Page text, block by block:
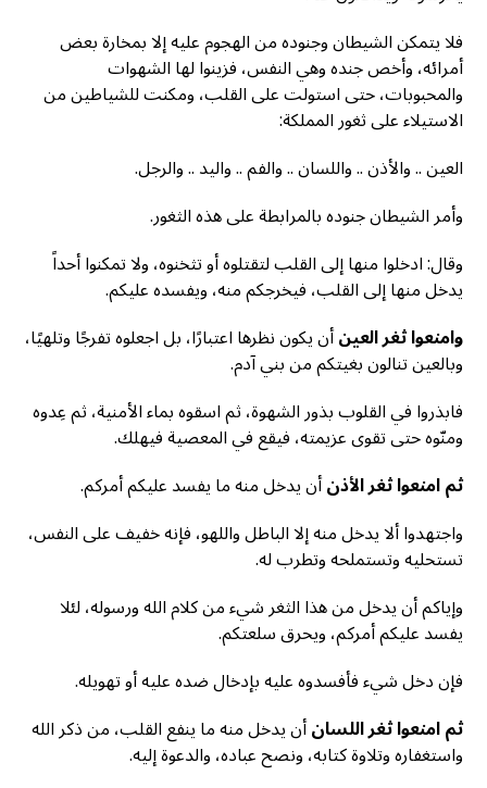
فلا يتمكن الشيطان وجنوده من الهجوم عليه إلا بمخارة بعض
أمرائه، وأخص جنده وهي النفس، فزينوا لها الشهوات
والمحبوبات، حتى استولت على القلب، ومكنت للشياطين من
الاستيلاء على ثغور المملكة:
العين .. والأذن .. واللسان .. والفم .. واليد .. والرجل.
وأمر الشيطان جنوده بالمرابطة على هذه الثغور.
وقال: ادخلوا منها إلى القلب لتقتلوه أو تثخنوه، ولا تمكنوا أحداً
يدخل منها إلى القلب، فيخرجكم منه، ويفسده عليكم.
وامنعوا ثغر العينأن يكون نظرها اعتبارًا، بل اجعلوه تفرجًا وتلهيًا،
وبالعين تنالون بغيتكم من بني آدم.
فابذروا في القلوب بذور الشهوة، ثم اسقوه بماء الأمنية، ثم عِدوه
ومنّوه حتى تقوى عزيمته، فيقع في المعصية فيهلك.
ثم امنعوا ثغر الأذنأن يدخل منه ما يفسد عليكم أمركم.
واجتهدوا ألا يدخل منه إلا الباطل واللهو، فإنه خفيف على النفس،
تستحليه وتستملحه وتطرب له.
وإياكم أن يدخل من هذا الثغر شيء من كلام الله ورسوله، لئلا
يفسد عليكم أمركم، ويحرق سلعتكم.
فإن دخل شيء فأفسدوه عليه بإدخال ضده عليه أو تهويله.
ثم امنعوا ثغر اللسانأن يدخل منه ما ينفع القلب، من ذكر الله
واستغفاره وتلاوة كتابه، ونصح عباده، والدعوة إليه.